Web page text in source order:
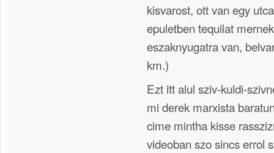
kisvarost, ott van egy
epuletben tequilat
eszaknyugatra van,
km.)
Ezt itt alul sziv-kuldi-
mi derek marxista
cime mintha kisse
videoban szo sincs errol